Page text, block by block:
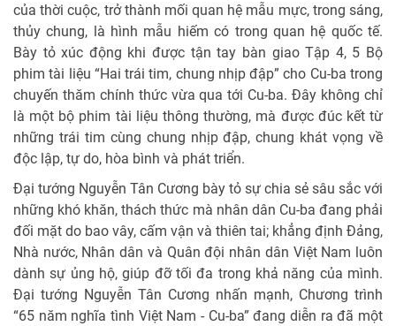
của thời cuộc, trở thành mối quan hệ mẫu mực, trong sáng,
thủy chung, là hình mẫu hiếm có trong quan hệ quốc tế.
Bày tỏ xúc động khi được tận tay bàn giao Tập 4, 5 Bộ
phim tài liệu “Hai trái tim, chung nhịp đập” cho Cu-ba trong
chuyến thăm chính thức vừa qua tới Cu-ba. Đây không chỉ
là một bộ phim tài liệu thông thường, mà được đúc kết từ
những trái tim cùng chung nhịp đập, chung khát vọng về
độc lập, tự do, hòa bình và phát triển.
Đại tướng Nguyễn Tân Cương bày tỏ sự chia sẻ sâu sắc với
những khó khăn, thách thức mà nhân dân Cu-ba đang phải
đối mặt do bao vây, cấm vận và thiên tai; khẳng định Đảng,
Nhà nước, Nhân dân và Quân đội nhân dân Việt Nam luôn
dành sự ủng hộ, giúp đỡ tối đa trong khả năng của mình.
Đại tướng Nguyễn Tân Cương nhấn mạnh, Chương trình
“65 năm nghĩa tình Việt Nam - Cu-ba” đang diễn ra đã một